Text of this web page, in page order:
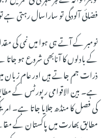
فضائی آلودگی تو ساراسال رہتی
نومبر کے آتے ہی ہوا میں نمی کی
کے بادلوں کا آنابھی شروع ہو
ذرات جم جاتے ہیں اور عام زبان
کی فصل کا منڈھ جلایا جاتا ہے۔
مطابق بھارت میں پاکستان کے